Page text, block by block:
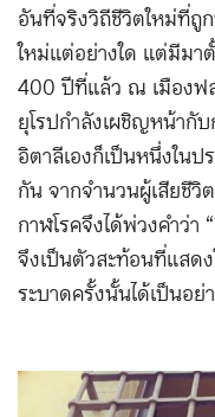
อันที่จริงวิถีชีวิตใหม่ที่ถู
ใหม่แต่อย่างใด แต่มีม
400 ปีที่แล้ว ณ เมืองฟ
ยุโรปกำลังเผชิญหน้ากั
อิตาลีเองก็เป็นหนึ่งใน
กัน จากจำนวนผู้เสียชีวิ
กาฬโรคจึงได้พ่วงคำว่า
จึงเป็นตัวสะท้อนที่แสด
ระบาดครั้งนั้นได้เป็นอย่